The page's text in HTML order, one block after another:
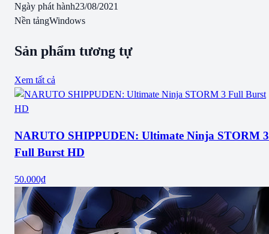
Ngày phát hành23/08/2021
Nền tảngWindows
Sản phẩm tương tự
Xem tất cả
NARUTO SHIPPUDEN: Ultimate Ninja STORM 3
Full Burst HD
50.000₫